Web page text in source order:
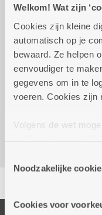
Welkom! Wat zijn
Cookies zijn kleine
automatisch op je
bewaard. Ze helpen
eenvoudiger te
gegevens om in te
voeren. Cookies zijn
Volgens de wet
cookies hebben we
cookies worden
informatie over jouw
Noodzakelijke
Cookies voor
Wekelijks op
december 2026
Kombine
2000 Antwerpen